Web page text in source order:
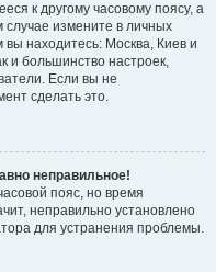
к другому часовому поясу, а
случае измените в личных
вы находитесь: Москва, Киев и
и большинство настроек,
Если вы не
сделать это.
неправильное!
пояс, но время
неправильно установлено
для устранения проблемы.